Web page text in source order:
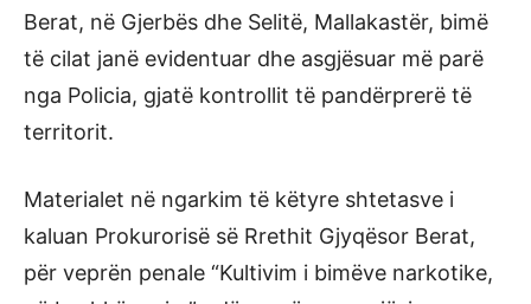
Berat, në Gjerbës dhe Selitë, Mallakastër, bimë
të cilat janë evidentuar dhe asgjësuar më parë
nga Policia, gjatë kontrollit të pandërprerë të
territorit.
Materialet në ngarkim të këtyre shtetasve i
kaluan Prokurorisë së Rrethit Gjyqësor Berat,
për veprën penale “Kultivim i bimëve narkotike,